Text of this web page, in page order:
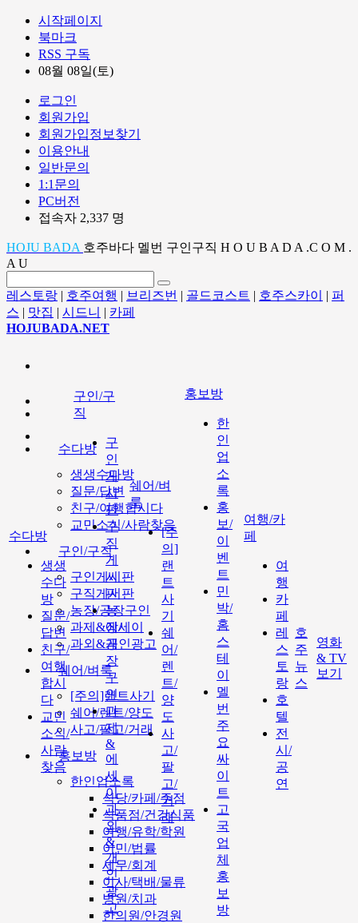
시작페이지
북마크
RSS 구독
08월 08일(토)
로그인
회원가입
회원가입정보찾기
이용안내
일반문의
1:1문의
PC버전
접속자 2,337 명
HOJU BADA 호주바다 멜번 구인구직 H O U B A D A .C O M .
A U
레스토랑 | 호주여행 | 브리즈번 | 골드코스트 | 호주스카이 | 퍼
스 | 맛집 | 시드니 | 카페
HOJUBADA.NET
수다방
생생수다방
질문/답변
친구/여행합시다
교민소식/사람찾음
구인/구직
구인게시판
구직게시판
농장/공장구인
과제&에세이
과외&개인광고
쉐어/벼룩
[주의]랜트사기
쉐어/렌트/양도
사고/팔고/거래
홍보방
한인업소록
식당/카페/주점
식품점/건강식품
여행/유학/학원
이민/법률
세무/회계
이사/택배/물류
병원/치과
한의원/안경원
수다방
생생
수다
방
질문/
답변
친구/
여행
합시
다
교민
소식/
사람
찾음
구인/구
직
구
인
게
시
판
구
직
게
시
판
농
장/
공
장
구
인
과
제
&
에
세
이
과
외
&
개
인
광
고
쉐어/벼
룩
[주
의]
랜
트
사
기
쉐
어/
렌
트/
양
도
사
고/
팔
고/
거
래
홍보방
한
인
업
소
록
홍
보/
이
벤
트
민
박/
홈
스
테
이
멜
번
주
요
싸
이
트
고
국
업
체
홍
보
방
여행/카
페
여
행
카
페
레
스
토
랑
호
텔
전
시/
공
연
호
주
뉴
스
영화
& TV
보기